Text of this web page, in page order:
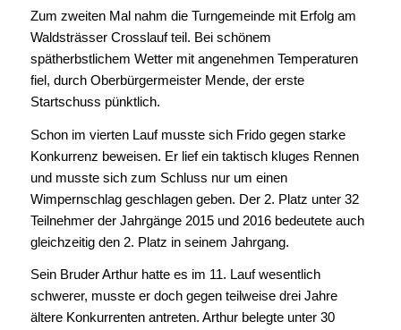
Zum zweiten Mal nahm die Turngemeinde mit Erfolg am
Waldsträsser Crosslauf teil. Bei schönem
spätherbstlichem Wetter mit angenehmen Temperaturen
fiel, durch Oberbürgermeister Mende, der erste
Startschuss pünktlich.
Schon im vierten Lauf musste sich Frido gegen starke
Konkurrenz beweisen. Er lief ein taktisch kluges Rennen
und musste sich zum Schluss nur um einen
Wimpernschlag geschlagen geben. Der 2. Platz unter 32
Teilnehmer der Jahrgänge 2015 und 2016 bedeutete auch
gleichzeitig den 2. Platz in seinem Jahrgang.
Sein Bruder Arthur hatte es im 11. Lauf wesentlich
schwerer, musste er doch gegen teilweise drei Jahre
ältere Konkurrenten antreten. Arthur belegte unter 30